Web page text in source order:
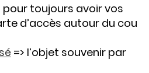
pour toujours avoir vos
d’accès autour du cou
=> l’objet souvenir par